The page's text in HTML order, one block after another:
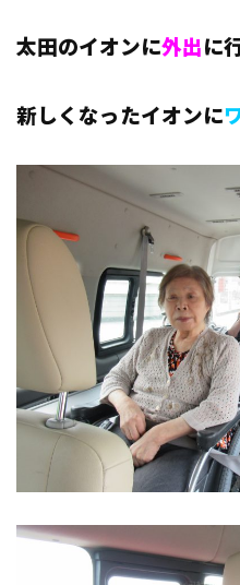
太田のイオンに外出に
新しくなったイオンに